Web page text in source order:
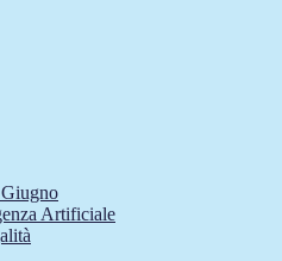
Artificiale